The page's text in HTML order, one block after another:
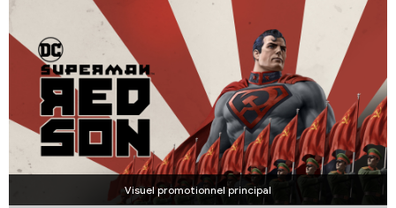
Visuel promotionnel principal